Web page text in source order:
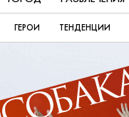
ГЕРОИ ТЕНДЕНЦИИ